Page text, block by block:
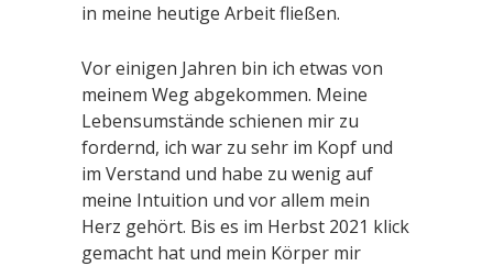
in meine heutige Arbeit fließen.
Vor einigen Jahren bin ich etwas von
meinem Weg abgekommen. Meine
Lebensumstände schienen mir zu
fordernd, ich war zu sehr im Kopf und
im Verstand und habe zu wenig auf
meine Intuition und vor allem mein
Herz gehört. Bis es im Herbst 2021 klick
gemacht hat und mein Körper mir